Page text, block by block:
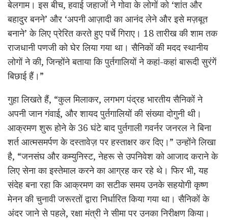
बेलगाम। इस बीच, हवाई जहाजों ने गोवा के लोगों को ‘शांत और
बहादुर बनने’ और ‘अपनी आज़ादी का आनंद लेने और इसे मज़बूत
बनाने’ के लिए प्रेरित करते हुए पर्चे गिराए। 18 तारीख की शाम तक
राजधानी पणजी को घेर लिया गया था। सैनिकों की मदद स्थानीय
लोगों ने की, जिन्होंने बताया कि पुर्तगालियों ने कहां-कहां बारूदी सुरंगें
बिछाई हैं।”
गुहा लिखते हैं, “कुल मिलाकर, लगभग पंद्रह भारतीय सैनिकों ने
अपनी जान गंवाई, और शायद पुर्तगालियों की संख्या दोगुनी थी।
आक्रमण शुरू होने के 36 घंटे बाद पुर्तगाली गवर्नर जनरल ने बिना
शर्त आत्मसमर्पण के दस्तावेज़ पर हस्ताक्षर कर दिए।” उन्होंने लिखा
है, “जनसंघ और कम्युनिस्ट, नेहरू से उपनिवेश को आजाद कराने के
लिए सेना का इस्तेमाल करने का आग्रह कर रहे थे। फिर भी, यह
संदेह बना रहा कि आक्रमण का सटीक समय उनके सहयोगी कृष्ण
मेनन की चुनावी जरूरतों द्वारा निर्धारित किया गया था। सैनिकों के
अंदर जाने से पहले, रक्षा मंत्री ने सीमा पर उनका निरीक्षण किया।